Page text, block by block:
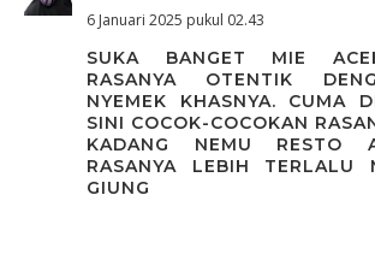
6 Januari 2025 pukul 02.43
SUKA BANGET MIE
RASANYA OTENTIK
NYEMEK KHASNYA. CUMA
SINI COCOK-COCOKAN
KADANG NEMU RESTO
RASANYA LEBIH TERLALU
GIUNG